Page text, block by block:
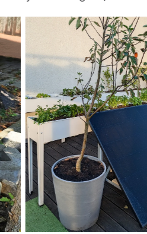
Super!!!
Installation très simple.
Réponse du support très
1 ou 2 batterie